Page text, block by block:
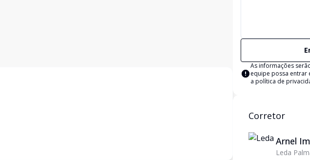
As informações
equipe possa entrar
a política de
Corretor
Arnel
Leda